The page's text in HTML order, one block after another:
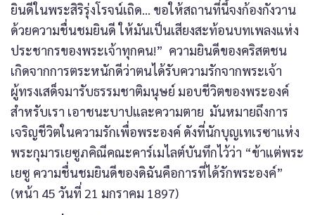
ยินดีในพระสิริรุ่งโรจน์เถิด… ขอให้สถานที่นี้จงก้องกังวาน
ด้วยความชื่นชมยินดี ให้มันเป็นเสียงสะท้อนบทเพลงแห่ง
ประชากรของพระเจ้าทุกคน!” ความยินดีของคริสตชน
เกิดจากการตระหนักดีว่าตนได้รับความรักจากพระเจ้า
ผู้ทรงเสด็จมารับธรรมชาติมนุษย์ มอบชีวิตของพระองค์
สำหรับเรา เอาชนะบาปและความตาย มันหมายถึงการ
เจริญชีวิตในความรักเพื่อพระองค์ ดังที่นักบุญเทเรซาแห่ง
พระกุมารเยซูภคิณีคณะคาร์เมไลต์บันทึกไว้ว่า “ข้าแต่พระ
เยซู ความชื่นชมยินดีของดิฉันคือการที่ได้รักพระองค์”
(หน้า 45 วันที่ 21 มกราคม 1897)